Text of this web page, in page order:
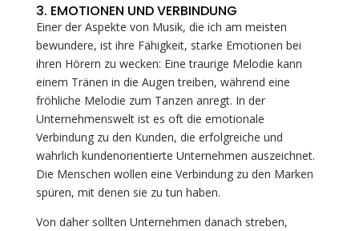
3. EMOTIONEN UND VERBINDUNG
Einer der Aspekte von Musik, die ich am meisten
bewundere, ist ihre Fähigkeit, starke Emotionen bei
ihren Hörern zu wecken: Eine traurige Melodie kann
einem Tränen in die Augen treiben, während eine
fröhliche Melodie zum Tanzen anregt. In der
Unternehmenswelt ist es oft die emotionale
Verbindung zu den Kunden, die erfolgreiche und
wahrlich kundenorientierte Unternehmen auszeichnet.
Die Menschen wollen eine Verbindung zu den Marken
spüren, mit denen sie zu tun haben.
Von daher sollten Unternehmen danach streben,